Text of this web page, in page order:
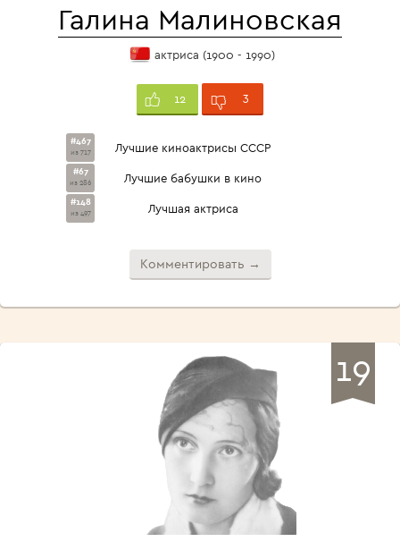
Галина Малиновская
актриса (1900 - 1990)
12 3
#467
из 717 Лучшие киноактрисы СССР
#67
из 286 Лучшие бабушки в кино
#148
из 497 Лучшая актриса
Комментировать →
19